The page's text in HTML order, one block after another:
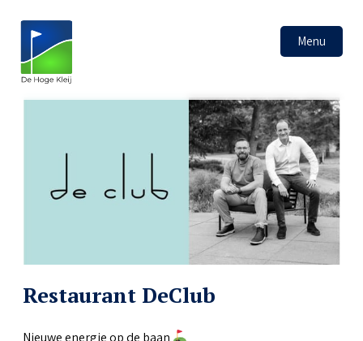
Menu
Restaurant DeClub
Nieuwe energie op de baan